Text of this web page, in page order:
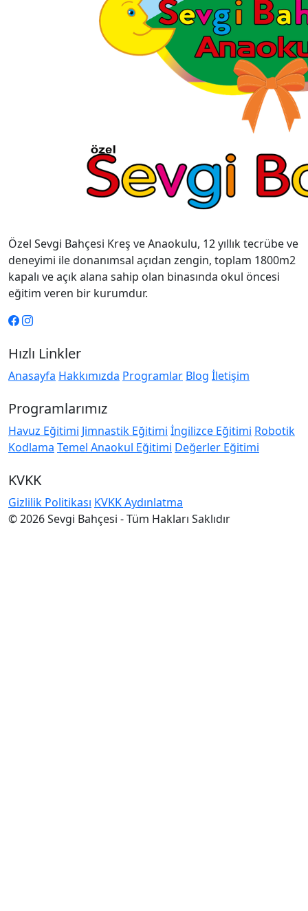
Özel Sevgi Bahçesi Kreş ve Anaokulu, 12 yıllık tecrübe ve
deneyimi ile donanımsal açıdan zengin, toplam 1800m2
kapalı ve açık alana sahip olan binasında okul öncesi
eğitim veren bir kurumdur.
Hızlı Linkler
Anasayfa Hakkımızda Programlar Blog İletişim
Programlarımız
Havuz Eğitimi Jimnastik Eğitimi İngilizce Eğitimi Robotik
Kodlama Temel Anaokul Eğitimi Değerler Eğitimi
KVKK
Gizlilik Politikası KVKK Aydınlatma
© 2026 Sevgi Bahçesi - Tüm Hakları Saklıdır